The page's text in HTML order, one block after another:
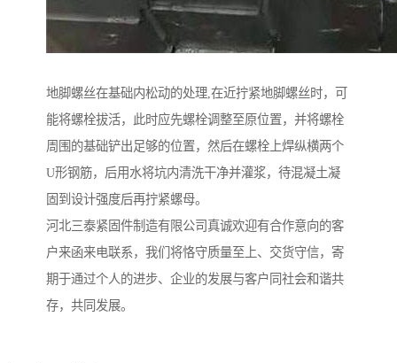
地脚螺丝在基础内松动的处理,在近拧紧地脚螺丝时，可
能将螺栓拔活，此时应先螺栓调整至原位置，并将螺栓
周围的基础铲出足够的位置，然后在螺栓上焊纵横两个
U形钢筋，后用水将坑内清洗干净并灌浆，待混凝土凝
固到设计强度后再拧紧螺母。
河北三泰紧固件制造有限公司真诚欢迎有合作意向的客
户来函来电联系，我们将恪守质量至上、交货守信，寄
期于通过个人的进步、企业的发展与客户同社会和谐共
存，共同发展。